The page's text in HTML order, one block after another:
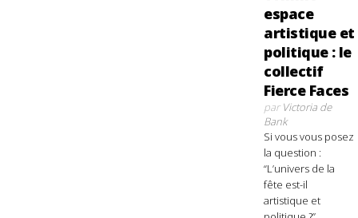
espace
artistique et
politique : le
collectif
Fierce Faces
parVictoria de
Bank
Si vous vous posez
la question :
“L’univers de la
fête est-il
artistique et